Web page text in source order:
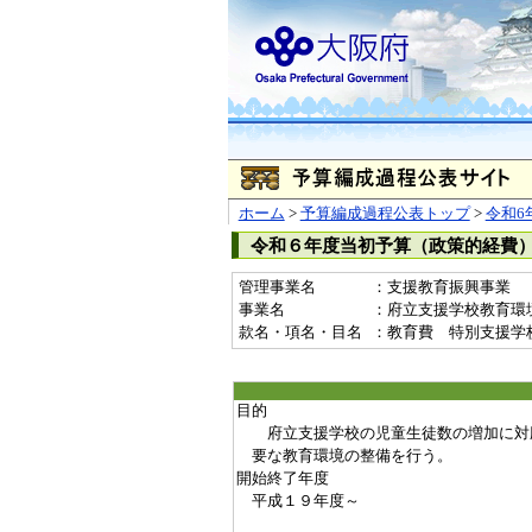
ホーム > 予算編成過程公表トップ> 令和6
令和６年度当初予算（政策的経
管理事業名
：支援教育振興事業
事業名
：府立支援学校教育
款名・項名・目名
：教育費 特別支援
目的
府立支援学校の児童生徒数の増加に対
要な教育環境の整備を行う。
開始終了年度
平成１９年度～